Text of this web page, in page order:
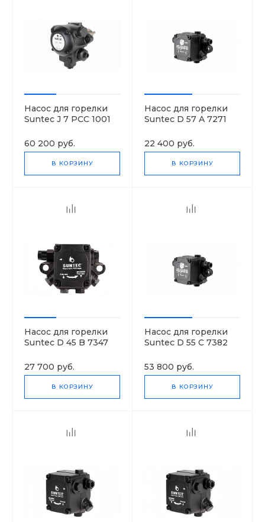
Насос для горелки
Suntec J 7 PCC 1001
60 200 руб.
В КОРЗИНУ
Насос для горелки
Suntec D 57 A 7271
22 400 руб.
В КОРЗИНУ
Насос для горелки
Suntec D 45 B 7347
27 700 руб.
В КОРЗИНУ
Насос для горелки
Suntec D 55 C 7382
53 800 руб.
В КОРЗИНУ